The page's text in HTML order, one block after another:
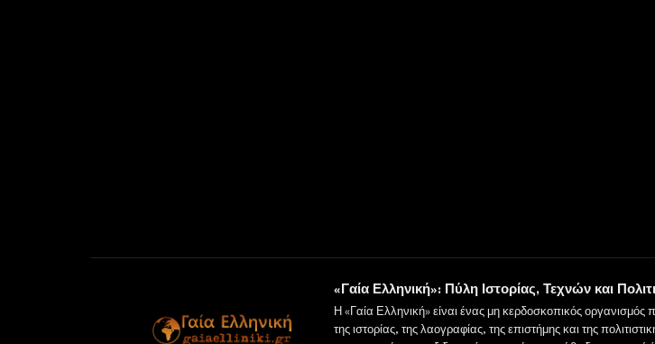
«Γαία Ελληνική»: Πύλη Ιστορίας, Τεχνών και
Η «Γαία Ελληνική» είναι ένας μη κερδοσκοπικός οργανισμός
της ιστορίας, της λαογραφίας, της επιστήμης και της